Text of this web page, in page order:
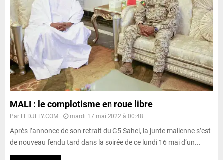
MALI : le complotisme en roue libre
Par LEDJELY.COM mardi 17 mai 2022 à 00:48
Après l’annonce de son retrait du G5 Sahel, la junte malienne s’est
de nouveau fendu tard dans la soirée de ce lundi 16 mai d’un...